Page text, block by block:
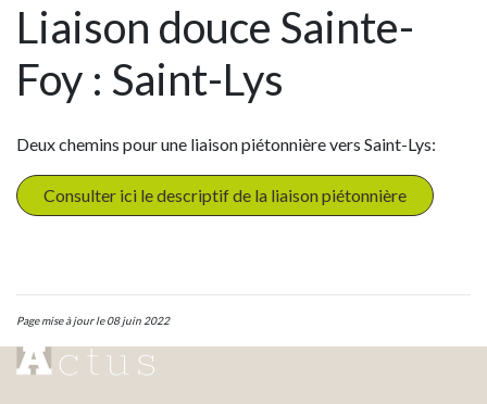
Liaison douce Sainte-
Foy : Saint-Lys
Deux chemins pour une liaison piétonnière vers Saint-Lys:
Consulter ici le descriptif de la liaison piétonnière
Page mise à jour le 08 juin 2022